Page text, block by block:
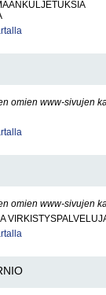
omien www-sivujen
omien www-sivujen